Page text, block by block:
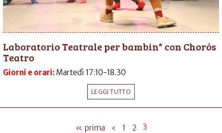
Laboratorio Teatrale per bambin* con Chorós
Teatro
Giorni e orari: Martedì 17:10-18.30
LEGGI TUTTO
« prima ‹ 1 2 3